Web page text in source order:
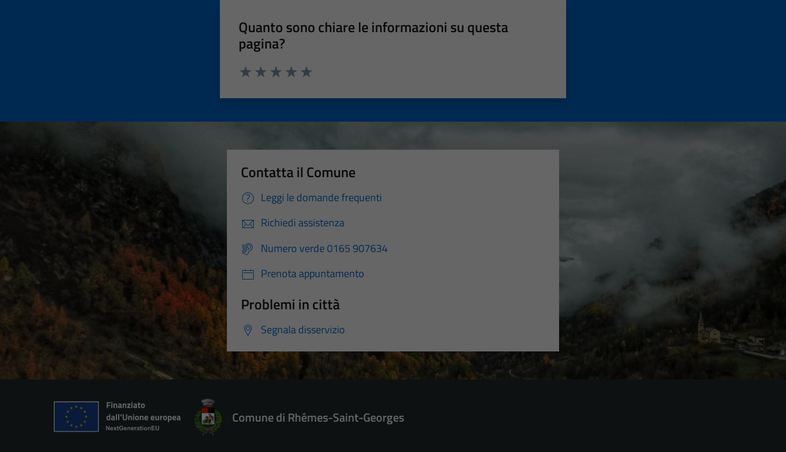
Quanto sono chiare le informazioni su questa
pagina?
Contatta il Comune
Leggi le domande frequenti
Richiedi assistenza
Numero verde 0165 907634
Prenota appuntamento
Problemi in città
Segnala disservizio
Comune di Rhêmes-Saint-Georges